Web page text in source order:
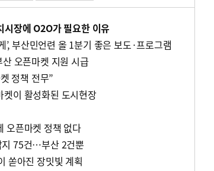
장에 O2O가 필요한 이유
부산민언련 올 1분기 좋은 보도·프로그램
오픈마켓 지원 시급
정책 전무”
이 활성화된 도시현장
픈마켓 정책 없다
지 75건…부산 2건뿐
쏟아진 장밋빛 계획